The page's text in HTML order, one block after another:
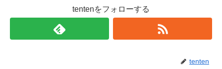
tentenをフォローする
tenten